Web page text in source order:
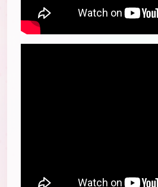
】?rel=0" frameborder="0"
allowfullscreen="">
】?rel=0" frameborder="0"